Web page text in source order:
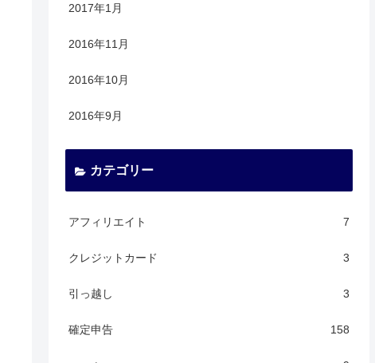
2017年1月
2016年11月
2016年10月
2016年9月
カテゴリー
アフィリエイト 7
クレジットカード 3
引っ越し 3
確定申告 158